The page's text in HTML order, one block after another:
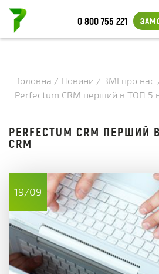
0 800 755 221
Головна / Новини / ЗМІ про нас
Perfectum CRM перший в ТОП 5
PERFECTUM CRM
CRM
19/09